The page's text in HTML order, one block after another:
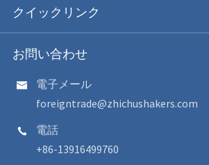
クイックリンク
お問い合わせ

電子メール
foreigntrade@zhichushakers.com

電話
+86-13916499760